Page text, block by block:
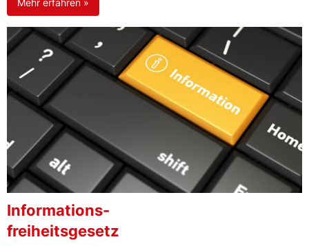
Informations-
freiheitsgesetz